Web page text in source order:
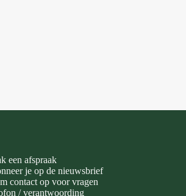
een afspraak
je op de nieuwsbrief
contact op voor vragen
/ verantwoording